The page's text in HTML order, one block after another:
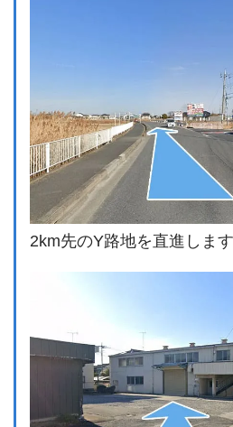
2km先のY路地を直進します